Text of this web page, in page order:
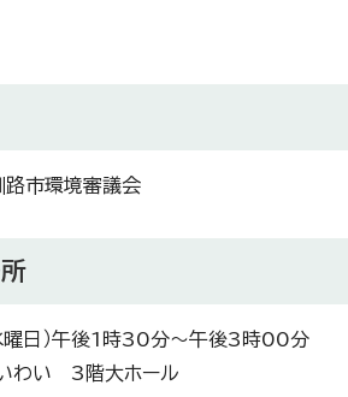
市環境審議会
日）午後1時30分～午後3時00分
わい 3階大ホール